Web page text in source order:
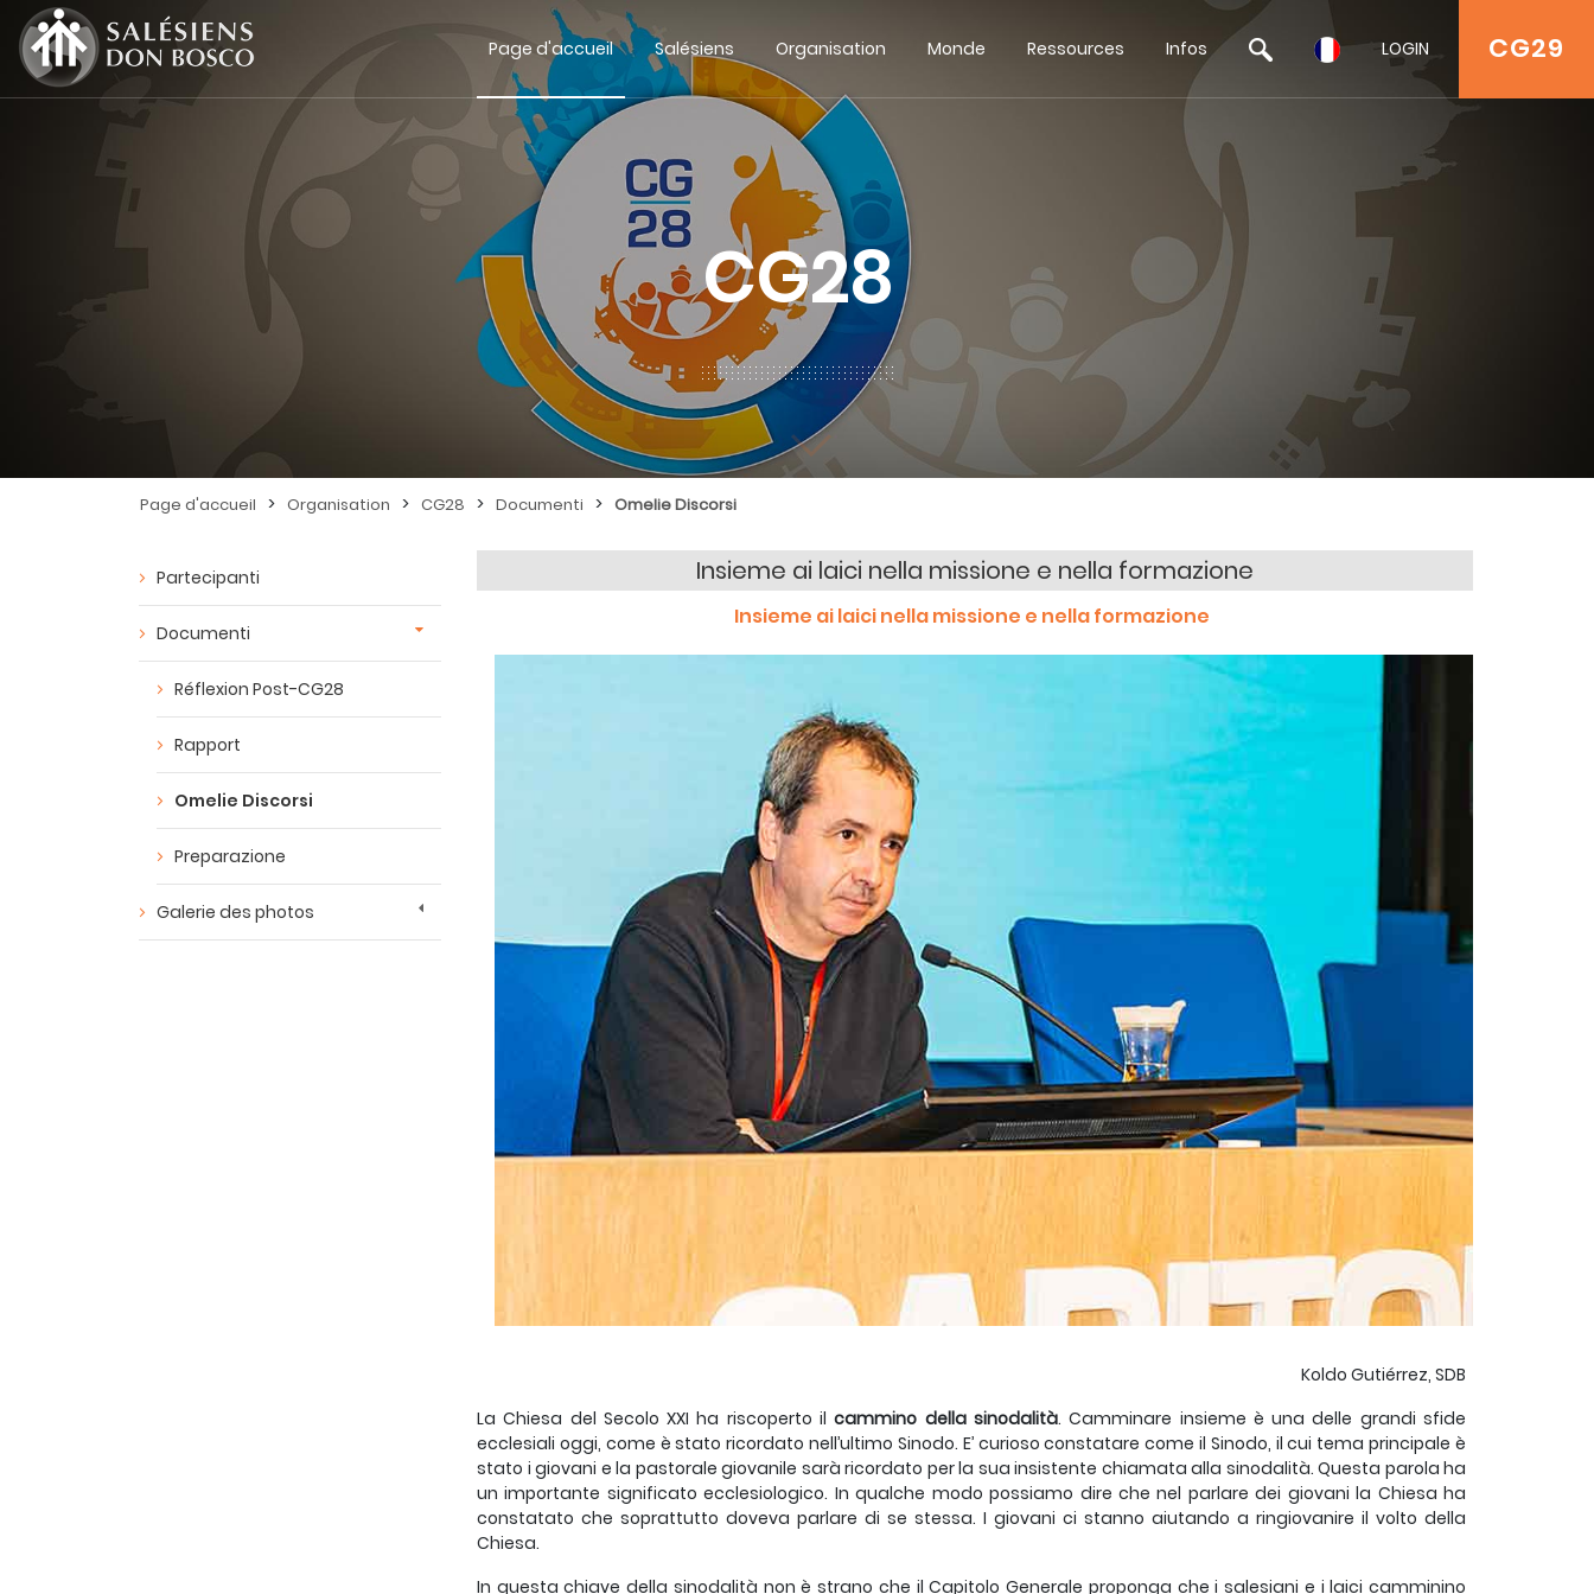
CG29
Page d'accueil Salésiens Organisation Monde Ressources Infos LOGIN
CG28
Page d'accueil > Organisation > CG28 > Documenti > Omelie Discorsi
Partecipanti
Documenti
Réflexion Post-CG28
Rapport
Omelie Discorsi
Preparazione
Galerie des photos
Insieme ai laici nella missione e nella formazione
Insieme ai laici nella missione e nella formazione
Koldo Gutiérrez, SDB
La Chiesa del Secolo XXI ha riscoperto ilcammino della sinodalità. Camminare insieme è una delle grandi sfide
ecclesiali oggi, come è stato ricordato nell’ultimo Sinodo. E’ curioso constatare come il Sinodo, il cui tema principale è
stato i giovani e la pastorale giovanile sarà ricordato per la sua insistente chiamata alla sinodalità. Questa parola ha
un importante significato ecclesiologico. In qualche modo possiamo dire che nel parlare dei giovani la Chiesa ha
constatato che soprattutto doveva parlare di se stessa. I giovani ci stanno aiutando a ringiovanire il volto della
Chiesa.
In questa chiave della sinodalità non è strano che il Capitolo Generale proponga che i salesiani e i laici camminino